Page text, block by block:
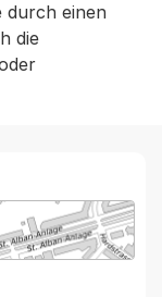
durch einen
die
MapBS.
wird in einem